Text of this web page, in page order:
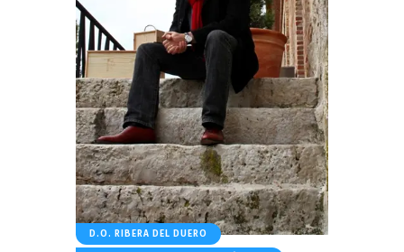
D.O. RIBERA DEL DUERO